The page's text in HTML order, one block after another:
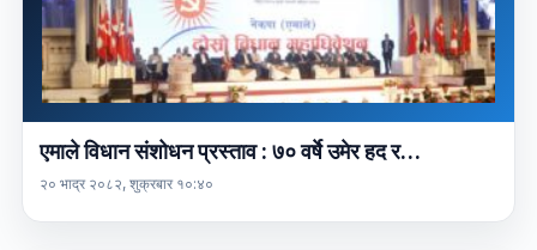
एमाले विधान संशोधन प्रस्ताव : ७० वर्षे उमेर हद र…
२० भाद्र २०८२, शुक्रबार १०:४०